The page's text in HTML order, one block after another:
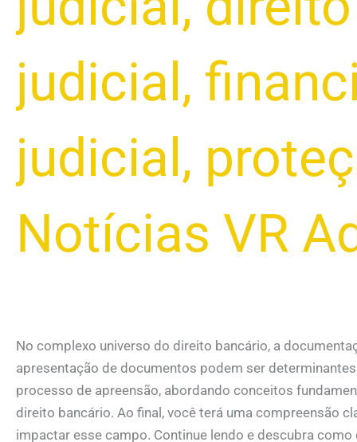
judicial ,
judicial ,
Notícias VR
No complexo universo do direito bancário, a
apresentação de documentos podem ser
processo de apreensão, abordando conceitos
direito bancário. Ao final, você terá uma compreensão
impactar esse campo. Continue lendo e descubra como